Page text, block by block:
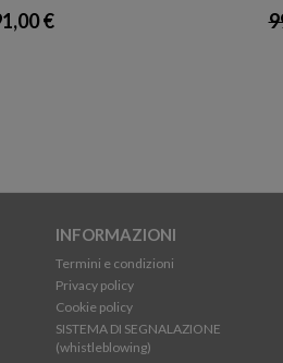
€
INFORMAZIONI
Termini e condizioni
Privacy policy
Cookie policy
SISTEMA DI SEGNALAZIONE
(whistleblowing)